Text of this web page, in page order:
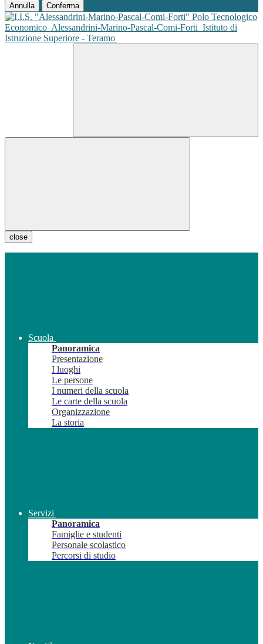
Annulla Conferma
Polo Tecnologico
Economico Alessandrini-Marino-Pascal-Comi-Forti Istituto di
Istruzione Superiore - Teramo
close
Scuola
Panoramica
Presentazione
I luoghi
Le persone
I numeri della scuola
Le carte della scuola
Organizzazione
La storia
Servizi
Panoramica
Famiglie e studenti
Personale scolastico
Percorsi di studio